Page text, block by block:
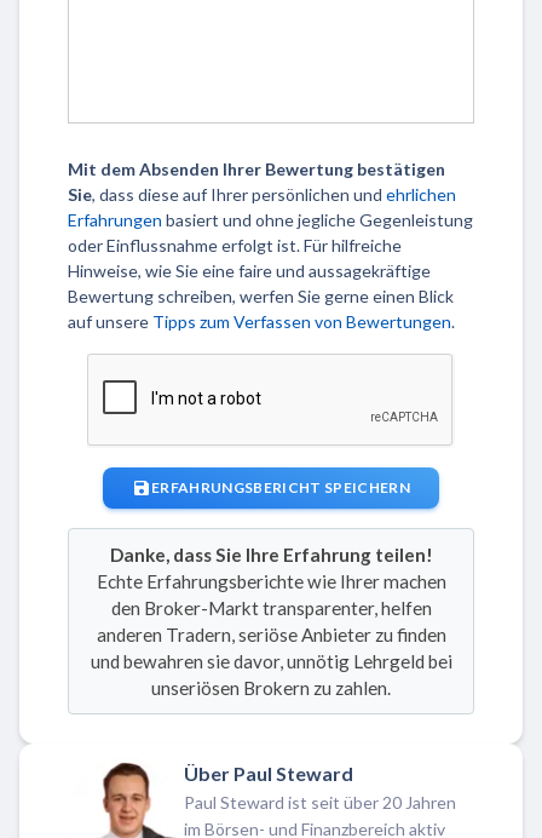
Mit dem Absenden Ihrer Bewertung bestätigen
Sie, dass diese auf Ihrer persönlichen und ehrlichen
Erfahrungen basiert und ohne jegliche Gegenleistung
oder Einflussnahme erfolgt ist. Für hilfreiche
Hinweise, wie Sie eine faire und aussagekräftige
Bewertung schreiben, werfen Sie gerne einen Blick
auf unsere Tipps zum Verfassen von Bewertungen.
ERFAHRUNGSBERICHT SPEICHERN
Danke, dass Sie Ihre Erfahrung teilen!
Echte Erfahrungsberichte wie Ihrer machen
den Broker-Markt transparenter, helfen
anderen Tradern, seriöse Anbieter zu finden
und bewahren sie davor, unnötig Lehrgeld bei
unseriösen Brokern zu zahlen.
Über Paul Steward
Paul Steward ist seit über 20 Jahren
im Börsen- und Finanzbereich aktiv